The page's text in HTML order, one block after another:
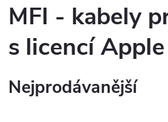
MFI - kabely
s licencí Apple
Nejprodávanější